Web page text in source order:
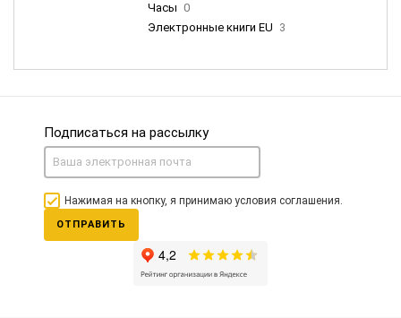
Часы 0
Электронные книги EU 3
Подписаться на рассылку
Нажимая на кнопку, я принимаю условия соглашения.
ОТПРАВИТЬ